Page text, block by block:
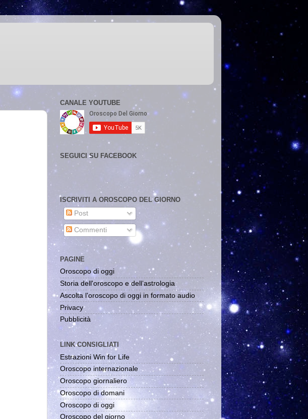
CANALE YOUTUBE
SEGUICI SU FACEBOOK
ISCRIVITI A OROSCOPO DEL GIORNO
Post
Commenti
PAGINE
Oroscopo di oggi
Storia dell'oroscopo e dell'astrologia
Ascolta l'oroscopo di oggi in formato audio
Privacy
Pubblicità
LINK CONSIGLIATI
Estrazioni Win for Life
Oroscopo internazionale
Oroscopo giornaliero
Oroscopo di domani
Oroscopo di oggi
Oroscopo del giorno